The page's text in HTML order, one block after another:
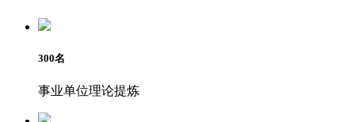
300名
事业单位理论提炼